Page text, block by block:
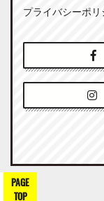
プライバシーポリ
PAGE
TOP